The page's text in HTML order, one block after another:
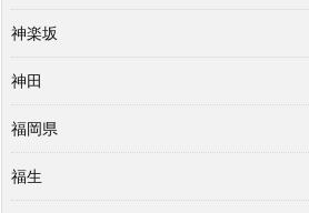
神楽坂
神田
福岡県
福生